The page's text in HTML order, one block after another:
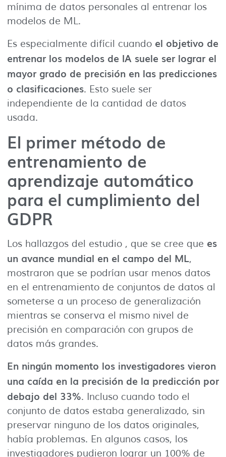
mínima de datos personales al entrenar los
modelos de ML.
Es especialmente difícil cuando el objetivo de
entrenar los modelos de IA suele ser lograr el
mayor grado de precisión en las predicciones
o clasificaciones. Esto suele ser
independiente de la cantidad de datos
usada.
El primer método de
entrenamiento de
aprendizaje automático
para el cumplimiento del
GDPR
Los hallazgos del estudio , que se cree que es
un avance mundial en el campo del ML,
mostraron que se podrían usar menos datos
en el entrenamiento de conjuntos de datos al
someterse a un proceso de generalización
mientras se conserva el mismo nivel de
precisión en comparación con grupos de
datos más grandes.
En ningún momento los investigadores vieron
una caída en la precisión de la predicción por
debajo del 33%. Incluso cuando todo el
conjunto de datos estaba generalizado, sin
preservar ninguno de los datos originales,
había problemas. En algunos casos, los
investigadores pudieron lograr un 100% de